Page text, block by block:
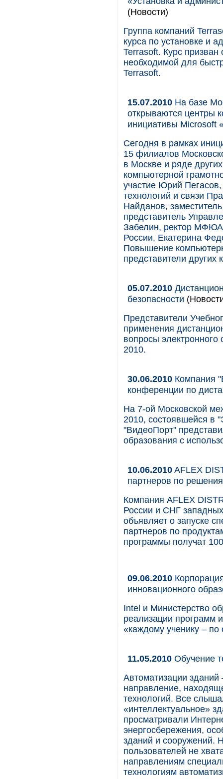
(Новости)
Группа компаний
курса по установке и
Terrasoft. Курс
необходимой для
Terrasoft.
15.07.2010 На базе
открываются центры
инициативы Microsoft
Сегодня в рамках
15 филиалов
в Москве и ряде
компьютерной
участие Юрий
технологий и связи
Найданов,
представитель
Забелин, ректор
России, Екатерина
Повышение
представители других
05.07.2010
безопасности
Представители
применения
вопросы
2010.
30.06.2010 Компания
конференции по
На 7-ой Московской
2010, состоявшейся в
"ВидеоПорт"
образования с
10.06.2010AFLEX
партнеров по
Компания AFLEX
России и СНГ
объявляет о запуске
партнеров по
программы получат
09.06.2010
инновационного
Intel и Министерство
реализации программ
«каждому ученику –
11.05.2010 Обучение
Автоматизации
направление,
технологий. Все
«интеллектуальное»
просматривали
энергосбережения,
зданий и сооружений.
пользователей не
направлениям
технологиям